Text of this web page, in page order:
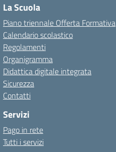
La Scuola
Piano triennale Offerta Formativa
Calendario scolastico
Regolamenti
Organigramma
Didattica digitale integrata
Sicurezza
Contatti
Servizi
Pago in rete
Tutti i servizi